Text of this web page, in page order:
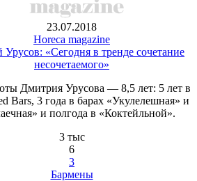
23.07.2018
Horeca magazine
«Сегодня в тренде сочетание
несочетаемого»
Дмитрия Урусова — 8,5 лет: 5 лет в
Bars, 3 года в барах «Укулелешная» и
и полгода в «Коктейльной».
3 тыс
6
3
Бармены